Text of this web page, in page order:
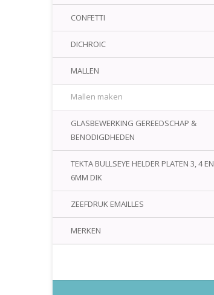
CONFETTI
DICHROIC
MALLEN
Mallen maken
GLASBEWERKING GEREEDSCHAP &
BENODIGDHEDEN
TEKTA BULLSEYE HELDER PLATEN 3, 4 EN
6MM DIK
ZEEFDRUK EMAILLES
MERKEN